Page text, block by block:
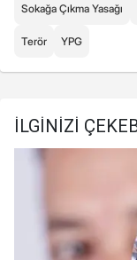
Sokağa Çıkma Yasağı
Terör YPG